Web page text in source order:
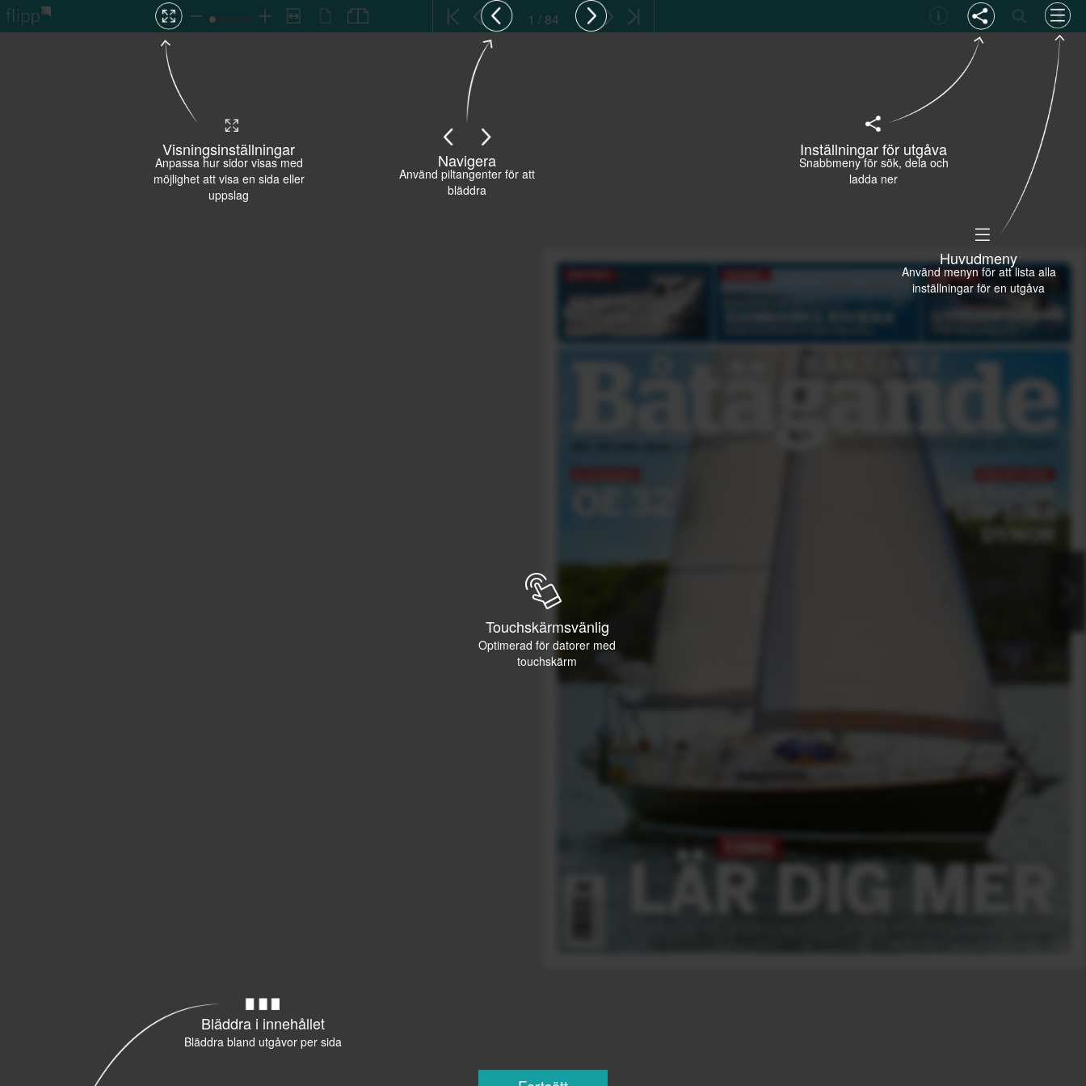
Bläddra i innehållet
Bläddra bland utgåvor per sida
Huvudmeny
Använd menyn för att lista alla
inställningar för en utgåva
Touchskärmsvänlig
Optimerad för datorer med
touchskärm
Visningsinställningar
Anpassa hur sidor visas med
möjlighet att visa en sida eller
uppslag
Navigera
Använd piltangenter för att
bläddra
Inställningar för utgåva
Snabbmeny för sök, dela och
ladda ner
1 / 84